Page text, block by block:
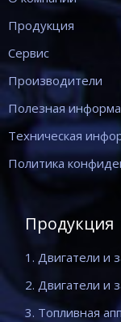
Продукция
Сервис
Производители
Полезная
Техническая
Политика
Продукция
1. Двигатели и
2. Двигатели и
3. Топливная